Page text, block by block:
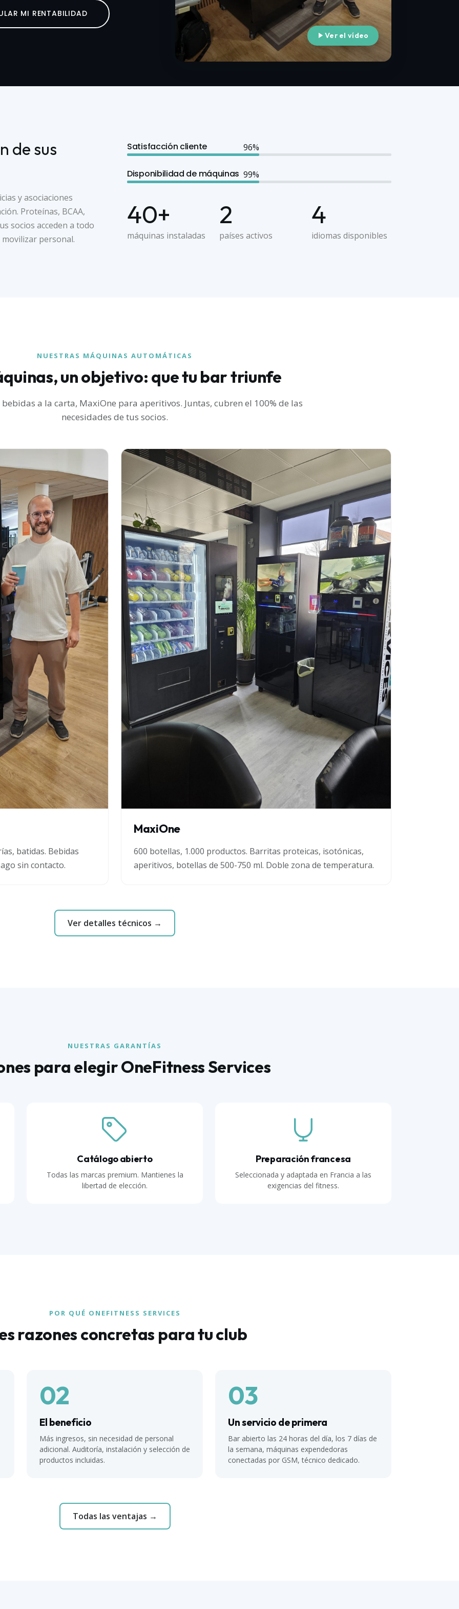
MI RENTABILIDAD
Ver el vídeo
de sus
y asociaciones
Proteínas, BCAA,
socios acceden a todo
personal.
Satisfacción cliente
Disponibilidad de máquinas
40+
máquinas instaladas
2
países activos
4
idiomas disponibles
NUESTRAS MÁQUINAS AUTOMÁTICAS
un objetivo: que tu bar triunfe
a la carta, MaxiOne para aperitivos. Juntas, cubren el 100% de las
necesidades de tus socios.
batidas. Bebidas
sin contacto.
MaxiOne
600 botellas, 1.000 productos. Barritas proteicas, isotónicas,
aperitivos, botellas de 500-750 ml. Doble zona de temperatura.
Ver detalles técnicos →
NUESTRAS GARANTÍAS
para elegir OneFitness Services
Catálogo abierto
Todas las marcas premium. Mantienes la
libertad de elección.
Preparación francesa
Seleccionada y adaptada en Francia a las
exigencias del fitness.
POR QUÉ ONEFITNESS SERVICES
razones concretas para tu club
02
El beneficio
Más ingresos, sin necesidad de personal
adicional. Auditoría, instalación y selección de
productos incluidas.
03
Un servicio de primera
Bar abierto las 24 horas del día, los 7 días de
la semana, máquinas expendedoras
conectadas por GSM, técnico dedicado.
Todas las ventajas →